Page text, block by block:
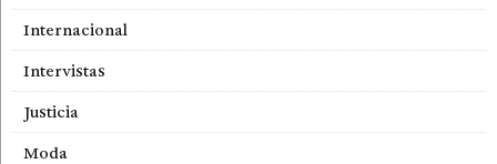
Internacional
Intervistas
Justicia
Moda